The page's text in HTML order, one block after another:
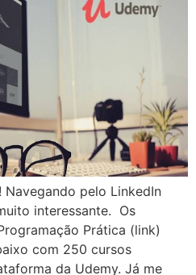
pelo LinkedIn
interessante. Os
Prática (link)
com 250 cursos
da Udemy. Já me